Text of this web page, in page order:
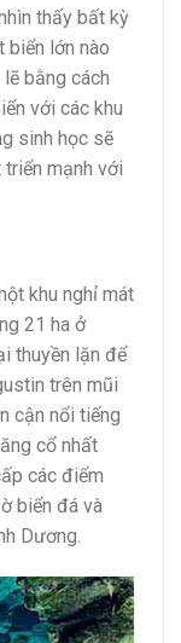
thấy bất kỳ
biển lớn nào
bằng cách
với các khu
sinh học sẽ
mạnh với
khu nghỉ mát
21 ha ở
thuyền lặn để
trên mũi
cận nổi tiếng
cổ nhất
các điểm
biển đá và
Dương.